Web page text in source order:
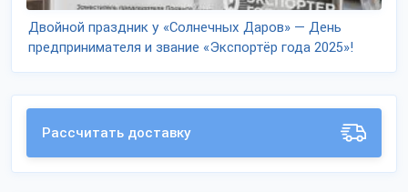
Двойной праздник у «Солнечных Даров» — День
предпринимателя и звание «Экспортёр года 2025»!
Рассчитать доставку